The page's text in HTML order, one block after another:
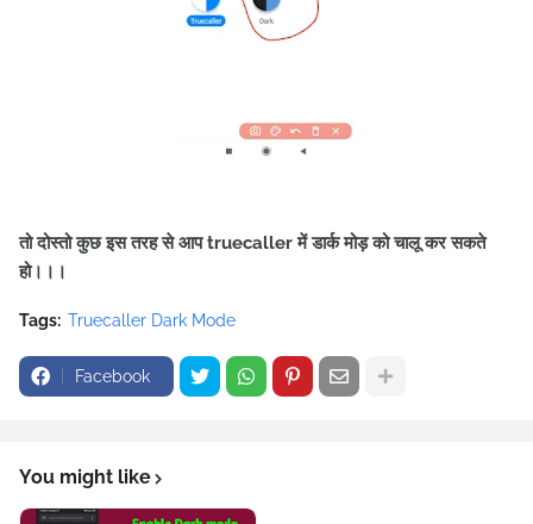
तो दोस्तो कुछ इस तरह से आप truecaller में डार्क मोड़ को चालू कर सकते
हो।।।
Tags: Truecaller Dark Mode
Facebook
You might like